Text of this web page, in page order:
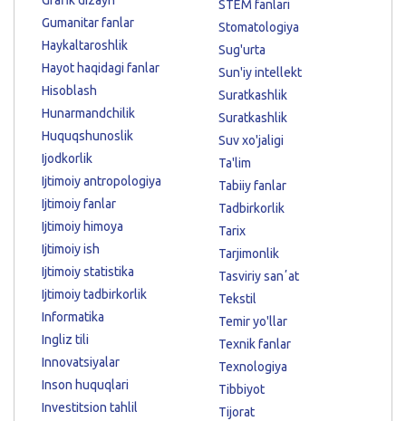
Gumanitar fanlar
Haykaltaroshlik
Hayot haqidagi fanlar
Hisoblash
Hunarmandchilik
Huquqshunoslik
Ijodkorlik
Ijtimoiy antropologiya
Ijtimoiy fanlar
Ijtimoiy himoya
Ijtimoiy ish
Ijtimoiy statistika
Ijtimoiy tadbirkorlik
Informatika
Ingliz tili
Innovatsiyalar
Inson huquqlari
Investitsion tahlil
STEM fanlari
Stomatologiya
Sug'urta
Sun'iy intellekt
Suratkashlik
Suratkashlik
Suv xo'jaligi
Ta'lim
Tabiiy fanlar
Tadbirkorlik
Tarix
Tarjimonlik
Tasviriy sanʼat
Tekstil
Temir yo'llar
Texnik fanlar
Texnologiya
Tibbiyot
Tijorat